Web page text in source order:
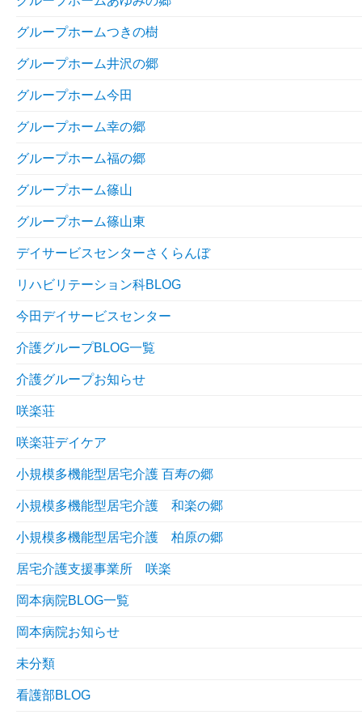
グループホームつきの樹
グループホーム井沢の郷
グループホーム今田
グループホーム幸の郷
グループホーム福の郷
グループホーム篠山
グループホーム篠山東
デイサービスセンターさくらんぼ
リハビリテーション科BLOG
今田デイサービスセンター
介護グループBLOG一覧
介護グループお知らせ
咲楽荘
咲楽荘デイケア
小規模多機能型居宅介護 百寿の郷
小規模多機能型居宅介護 和楽の郷
小規模多機能型居宅介護 柏原の郷
居宅介護支援事業所 咲楽
岡本病院BLOG一覧
岡本病院お知らせ
未分類
看護部BLOG